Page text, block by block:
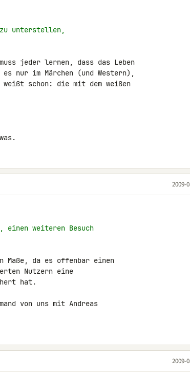
zu unterstellen,
jeder lernen, dass das Leben
im Märchen (und Western),
schon: die mit dem weißen
2009-
einen weiteren Besuch
Maße, da es offenbar einen
Nutzern eine
hat.
von uns mit Andreas
2009-